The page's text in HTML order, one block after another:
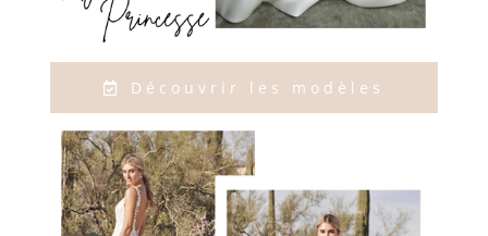
Découvrir les modèles